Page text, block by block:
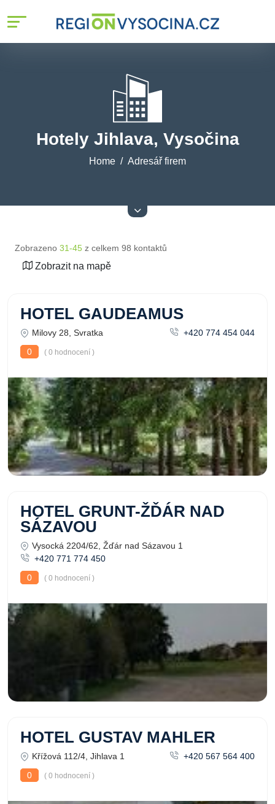
Hotely Jihlava, Vysočina
Home Adresář firem
Zobrazeno 31-45 z celkem 98 kontaktů
Zobrazit na mapě
HOTEL GAUDEAMUS
Milovy 28, Svratka
+420 774 454 044
0
( 0 hodnocení )
HOTEL GRUNT-ŽĎÁR NAD
SÁZAVOU
Vysocká 2204/62, Žďár nad Sázavou 1
+420 771 774 450
0
( 0 hodnocení )
HOTEL GUSTAV MAHLER
Křížová 112/4, Jihlava 1
+420 567 564 400
0
( 0 hodnocení )